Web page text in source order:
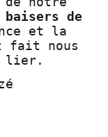
baisers de
et la
fait nous
lier.